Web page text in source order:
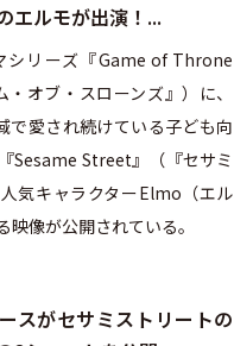
エルモが出演！...
シリーズ『Game of Throne
オブ・スローンズ』）に、
で愛され続けている子ども向
Sesame Street』（『セサミ
気キャラクターElmo（エル
映像が公開されている。
スがセサミストリートの